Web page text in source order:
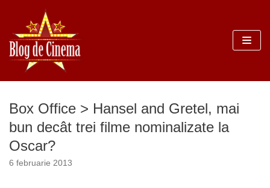
Sari
la
conținut
Box Office > Hansel and Gretel, mai
bun decât trei filme nominalizate la
Oscar?
6 februarie 2013